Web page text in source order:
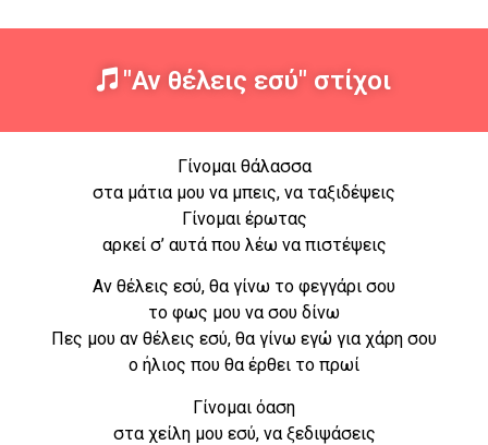
"Αν θέλεις εσύ" στίχοι
Γίνομαι θάλασσα
στα μάτια μου να μπεις, να ταξιδέψεις
Γίνομαι έρωτας
αρκεί σ’ αυτά που λέω να πιστέψεις
Αν θέλεις εσύ, θα γίνω το φεγγάρι σου
το φως μου να σου δίνω
Πες μου αν θέλεις εσύ, θα γίνω εγώ για χάρη σου
ο ήλιος που θα έρθει το πρωί
Γίνομαι όαση
στα χείλη μου εσύ, να ξεδιψάσεις